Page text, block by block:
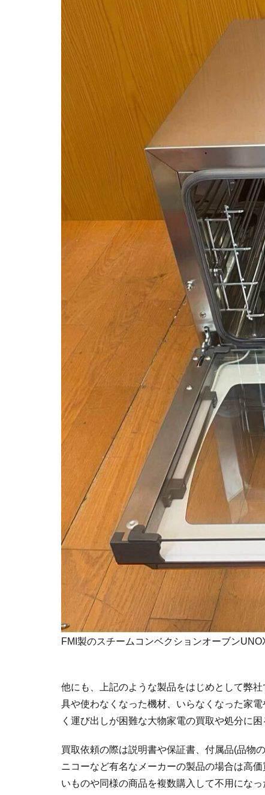
FMI製のスチームコンベクションオーブン
他にも、上記のような製品をはじめとして弊
具や使わなくなった機材、いらなくなった家
く運び出しが困難な大物家電の買取や処分に
買取依頼の際は説明書や保証書、付属品(品物
ニコーなど有名なメーカーの製品の場合は高
いものや同様の商品を複数購入して不用にな